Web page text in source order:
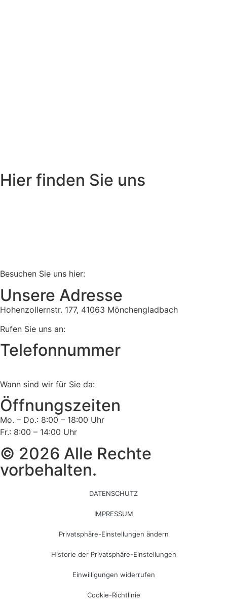
Hier finden Sie uns
Besuchen Sie uns hier:
Unsere Adresse
Hohenzollernstr. 177, 41063 Mönchengladbach
Rufen Sie uns an:
Telefonnummer
Wann sind wir für Sie da:
Öffnungszeiten
Mo. – Do.: 8:00 – 18:00 Uhr
Fr.: 8:00 – 14:00 Uhr
© 2026 Alle Rechte
vorbehalten.
DATENSCHUTZ
IMPRESSUM
Privatsphäre-Einstellungen ändern
Historie der Privatsphäre-Einstellungen
Einwilligungen widerrufen
Cookie-Richtlinie